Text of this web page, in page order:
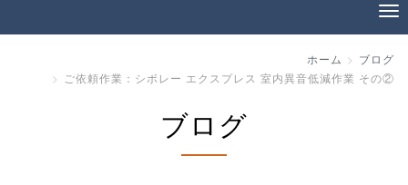
ホーム
ブログ
ご依頼作業：シボレー エクスプレス 室内異音低減作業 その②
ブログ